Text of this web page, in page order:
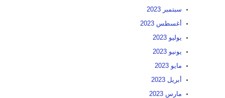
سبتمبر 2023
أغسطس 2023
يوليو 2023
يونيو 2023
مايو 2023
أبريل 2023
مارس 2023